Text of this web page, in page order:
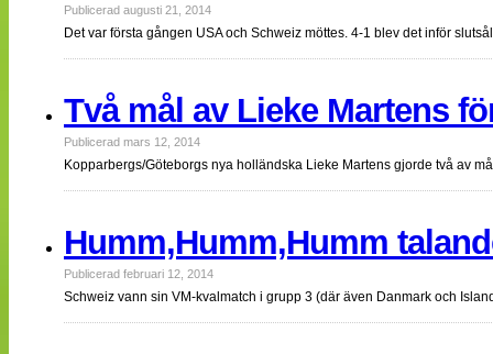
Publicerad augusti 21, 2014
Det var första gången USA och Schweiz möttes. 4-1 blev det inför
Två mål av Lieke Martens
Publicerad mars 12, 2014
Kopparbergs/Göteborgs nya holländska Lieke Martens gjorde två av
Humm,Humm,Humm
Publicerad februari 12, 2014
Schweiz vann sin VM-kvalmatch i grupp 3 (där även Danmark och